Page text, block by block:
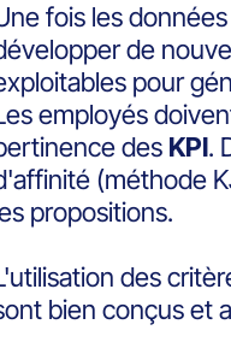
fois les
de
pour
employés
des KPI.
(méthode
propositions.
des
bien conçus et